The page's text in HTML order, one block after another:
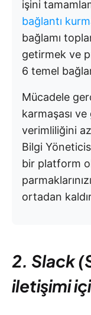
işini
bağlantı
bağlamı
getirmek ve
6 temel
Mücadele
karmaşası ve
verimliliğini
Bilgi
bir platform
ortadan
2. Slack
iletişimi